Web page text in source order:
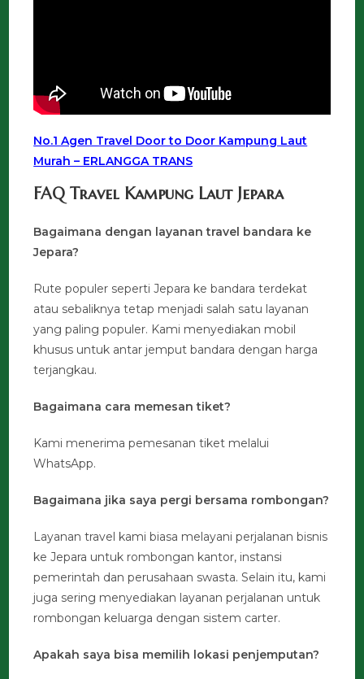
No.1 Agen Travel Door to Door Kampung Laut
Murah – ERLANGGA TRANS
FAQ Travel Kampung Laut Jepara
Bagaimana dengan layanan travel bandara ke
Jepara?
Rute populer seperti Jepara ke bandara terdekat
atau sebaliknya tetap menjadi salah satu layanan
yang paling populer. Kami menyediakan mobil
khusus untuk antar jemput bandara dengan harga
terjangkau.
Bagaimana cara memesan tiket?
Kami menerima pemesanan tiket melalui
WhatsApp.
Bagaimana jika saya pergi bersama rombongan?
Layanan travel kami biasa melayani perjalanan bisnis
ke Jepara untuk rombongan kantor, instansi
pemerintah dan perusahaan swasta. Selain itu, kami
juga sering menyediakan layanan perjalanan untuk
rombongan keluarga dengan sistem carter.
Apakah saya bisa memilih lokasi penjemputan?